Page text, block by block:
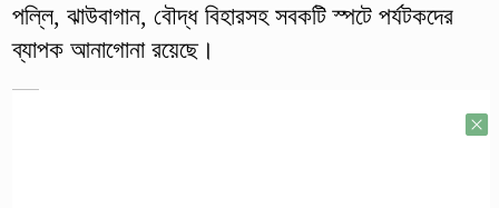
পল্লি, ঝাউবাগান, বৌদ্ধ বিহারসহ সবকটি স্পটে পর্যটকদের
ব্যাপক আনাগোনা রয়েছে।